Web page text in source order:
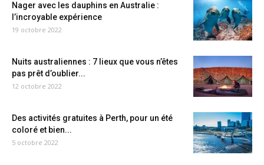
Nager avec les dauphins en Australie :
l’incroyable expérience
19 octobre 2022
Nuits australiennes : 7 lieux que vous n’êtes
pas prêt d’oublier...
12 octobre 2022
Des activités gratuites à Perth, pour un été
coloré et bien...
5 octobre 2022